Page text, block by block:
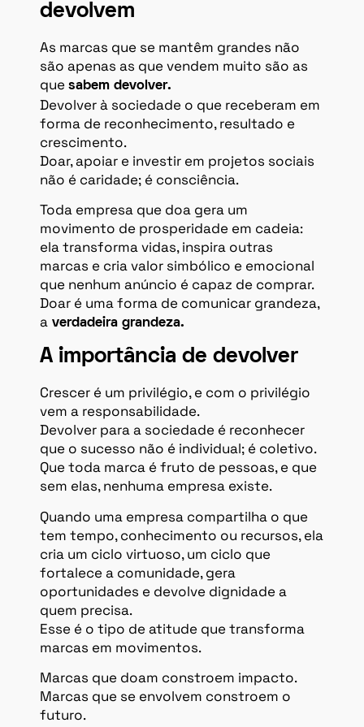
devolvem
As marcas que se mantêm grandes não
são apenas as que vendem muito são as
que sabem devolver.
Devolver à sociedade o que receberam em
forma de reconhecimento, resultado e
crescimento.
Doar, apoiar e investir em projetos sociais
não é caridade; é consciência.
Toda empresa que doa gera um
movimento de prosperidade em cadeia:
ela transforma vidas, inspira outras
marcas e cria valor simbólico e emocional
que nenhum anúncio é capaz de comprar.
Doar é uma forma de comunicar grandeza,
a verdadeira grandeza.
A importância de devolver
Crescer é um privilégio, e com o privilégio
vem a responsabilidade.
Devolver para a sociedade é reconhecer
que o sucesso não é individual; é coletivo.
Que toda marca é fruto de pessoas, e que
sem elas, nenhuma empresa existe.
Quando uma empresa compartilha o que
tem tempo, conhecimento ou recursos, ela
cria um ciclo virtuoso, um ciclo que
fortalece a comunidade, gera
oportunidades e devolve dignidade a
quem precisa.
Esse é o tipo de atitude que transforma
marcas em movimentos.
Marcas que doam constroem impacto.
Marcas que se envolvem constroem o
futuro.